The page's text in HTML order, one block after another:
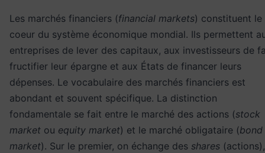
Les marchés financiers (financial markets) constituent le
coeur du système économique mondial. Ils permettent
entreprises de lever des capitaux, aux investisseurs de
fructifier leur épargne et aux États de financer leurs
dépenses. Le vocabulaire des marchés financiers est
abondant et souvent spécifique. La distinction
fondamentale se fait entre le marché des actions (stock
market ou equity market) et le marché obligataire (bond
market). Sur le premier, on échange des shares (actions),